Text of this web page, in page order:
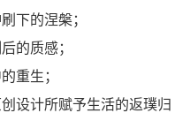
下的涅槃；
的质感；
重生；
设计所赋予生活的返璞归